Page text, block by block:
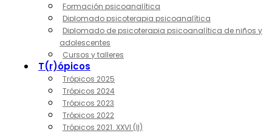
Formación psicoanalítica
Diplomado psicoterapia psicoanalítica
Diplomado de psicoterapia psicoanalítica de niños y
adolescentes
Cursos y talleres
T(r)ópicos
Trópicos 2025
Trópicos 2024
Trópicos 2023
Trópicos 2022
Trópicos 2021. XXVI (II)